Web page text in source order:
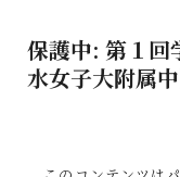
保護中: 第１回
水女子大附属中